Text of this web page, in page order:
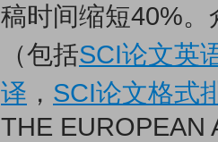
稿时间缩短40%
（包括SCI论文英
译 ， SCI论文格式
THE EUROPEAN